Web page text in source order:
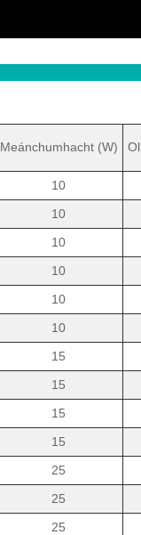
Meánchumhacht (W)
10
10
10
10
10
10
15
15
15
15
25
25
25